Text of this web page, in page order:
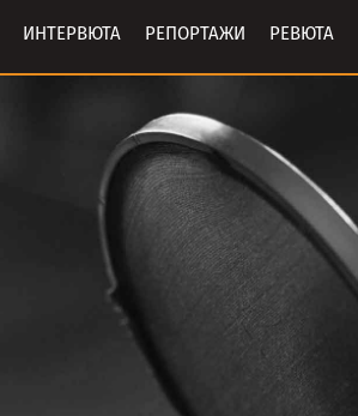
ИНТЕРВЮТА РЕПОРТАЖИ РЕВЮТА